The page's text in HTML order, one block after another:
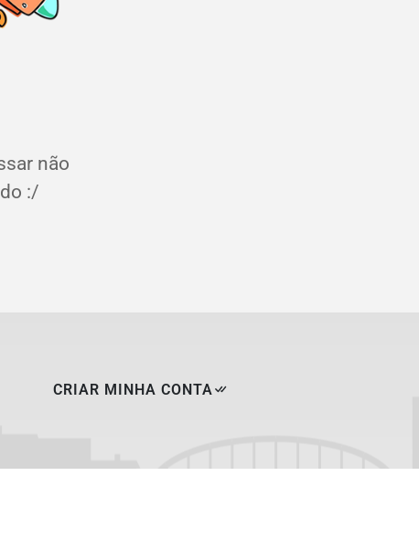
não
:/
CRIAR MINHA CONTA